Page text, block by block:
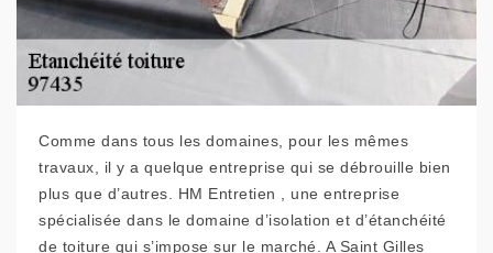
Comme dans tous les domaines, pour les mêmes
travaux, il y a quelque entreprise qui se débrouille bien
plus que d’autres. HM Entretien , une entreprise
spécialisée dans le domaine d’isolation et d’étanchéité
de toiture qui s’impose sur le marché. A Saint Gilles